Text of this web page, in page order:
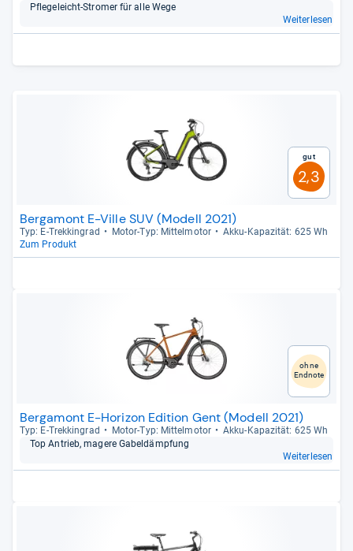
Pfle­ge­leicht-​Stro­mer für alle Wege
Weiterlesen
Gut
2,3
Bergamont E-Ville SUV (Modell 2021)
Typ: E-​Trek­kin­grad Motor-​Typ: Mit­tel­mo­tor
Akku-​Kapa­zi­tät: 625 Wh
Zum Produkt
ohne
Endnote
Bergamont E-Horizon Edition Gent (Modell 2021)
Typ: E-​Trek­kin­grad Motor-​Typ: Mit­tel­mo­tor
Akku-​Kapa­zi­tät: 625 Wh
Top Antrieb, magere Gabel­dämp­fung
Weiterlesen